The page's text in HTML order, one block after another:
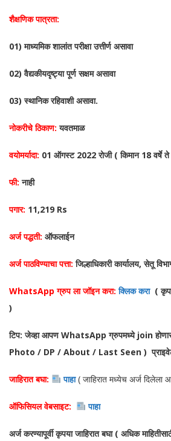
शैक्षणिक पात्रता:
01) माध्यमिक शालांत परीक्षा उत्तीर्ण असावा
02) वैद्यकीयदृष्ट्या पूर्ण सक्षम असावा
03) स्थानिक रहिवाशी असावा.
नोकरीचे ठिकाण: यवतमाळ
वयोमर्यादा: 01 ऑगस्ट 2022 रोजी ( किमान 18 वर्षे ते
फी:नाही
पगार: 11,219 Rs
अर्ज पद्धती: ऑफलाईन
अर्ज पाठविण्याचा पत्ता:जिल्हाधिकारी कार्यालय, सेतू
WhatsApp ग्रुप ला जॉइन करा: क्लिक करा (
)
टिप: जेव्हा आपण WhatsApp ग्रुपमध्ये join
Photo / DP / About / Last Seen )
जाहिरात बघा: पाहा( जाहिरात मध्येच अर्ज दिलेला
ऑफिसियल वेबसाइट: पाहा
अर्ज करण्यापूर्वी कृपया जाहिरात बघा ( अधिक